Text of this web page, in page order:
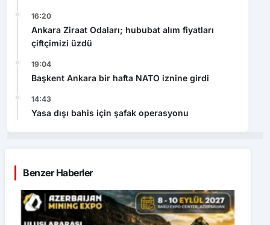
16:20
Ankara Ziraat Odaları; hububat alım fiyatları
çiftçimizi üzdü
19:04
Başkent Ankara bir hafta NATO iznine girdi
14:43
Yasa dışı bahis için şafak operasyonu
Benzer Haberler